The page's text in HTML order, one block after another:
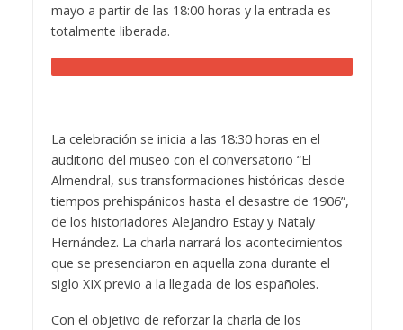
mayo a partir de las 18:00 horas y la entrada es
totalmente liberada.
La celebración se inicia a las 18:30 horas en el
auditorio del museo con el conversatorio “El
Almendral, sus transformaciones históricas desde
tiempos prehispánicos hasta el desastre de 1906”,
de los historiadores Alejandro Estay y Nataly
Hernández. La charla narrará los acontecimientos
que se presenciaron en aquella zona durante el
siglo XIX previo a la llegada de los españoles.
Con el objetivo de reforzar la charla de los